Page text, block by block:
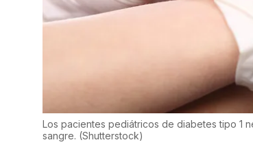
Los pacientes pediátricos de diabetes tipo 1
sangre. (Shutterstock)